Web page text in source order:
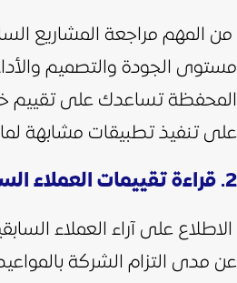
من المهم مراجعة المشاريع
مستوى الجودة والتصميم
المحفظة تساعدك على تقييم
على تنفيذ تطبيقات مشابهة
2. قراءة تقييمات العملاء السابقين
الاطلاع على آراء العملاء
عن مدى التزام الشركة